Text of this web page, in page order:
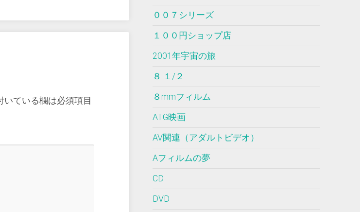
いている欄は必須項目
００７シリーズ
１００円ショップ店
2001年宇宙の旅
８ １/２
８mmフィルム
ATG映画
AV関連（アダルトビデオ）
Aフィルムの夢
CD
DVD